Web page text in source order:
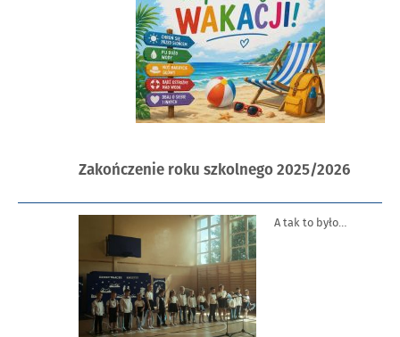
Zakończenie roku szkolnego 2025/2026
Opublikowano
dniu
A tak to było…